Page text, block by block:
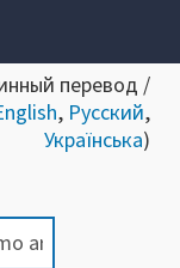
перевод /
, Русский,
Українська)